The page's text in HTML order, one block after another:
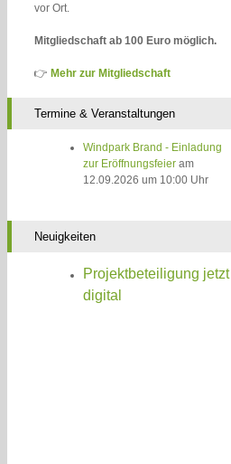
vor Ort.
Mitgliedschaft ab 100 Euro möglich.
👉 Mehr zur Mitgliedschaft
Termine & Veranstaltungen
Windpark Brand - Einladung
zur Eröffnungsfeier am
12.09.2026 um 10:00 Uhr
Neuigkeiten
Projektbeteiligung jetzt
digital